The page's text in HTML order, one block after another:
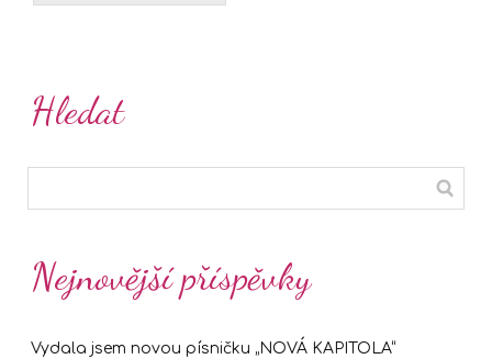
Hledat
Nejnovější příspěvky
Vydala jsem novou písničku „NOVÁ KAPITOLA“